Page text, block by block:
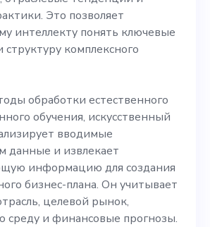
Это позволяет
интеллекту понять ключевые
комплексного
обработки естественного
обучения, искусственный
вводимые
данные и извлекает
информацию для создания
бизнес-плана. Он учитывает
целевой рынок,
среду и финансовые прогнозы.